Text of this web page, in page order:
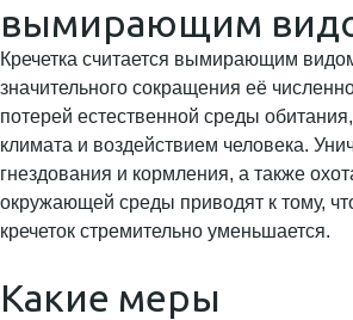
вымирающим
Кречетка считается вымирающим
значительного сокращения её
потерей естественной среды
климата и воздействием человека.
гнездования и кормления, а также
окружающей среды приводят к тому,
кречеток стремительно уменьшается.
Какие меры